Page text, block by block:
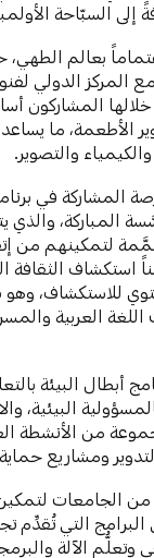
إلى السبّاحة
بعالم الطهي،
المركز الدولي
المشاركون
الأطعمة، ما
والتصوير.
المشاركة في
المباركة،
لتمكينهم من
استكشاف الثقافة
للاستكشاف، وهو
العربية
أبطال البيئة
البيئية،
من الأنشطة
ومشاريع حماية
من الجامعات
البرامج التي تُقدِّم
وتعلُّم الآلة